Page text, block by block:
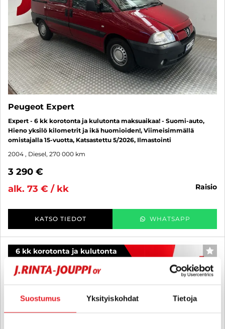
Suostumus Yksityiskohdat Tietoja
Peugeot Expert
Expert - 6 kk korotonta ja kulutonta maksuaikaa! - Suomi-auto,
Hieno yksilö kilometrit ja ikä huomioiden!, Viimeisimmällä
omistajalla 15-vuotta, Katsastettu 5/2026, Ilmastointi
2004 , Diesel, 270 000 km
3 290 €
alk. 73 € / kk
raisio
KATSO TIEDOT WHATSAPP
6 kk korotonta ja kulutonta